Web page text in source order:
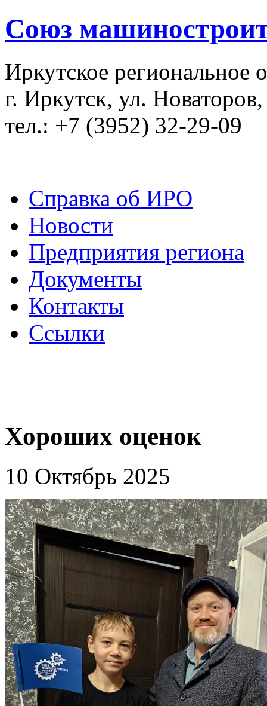
Союз
Иркутское региональное
г. Иркутск, ул.
тел.: +7 (3952) 32-29-09
Справка об ИРО
Новости
Предприятия региона
Документы
Контакты
Ссылки
Хороших оценок
10 Октябрь 2025